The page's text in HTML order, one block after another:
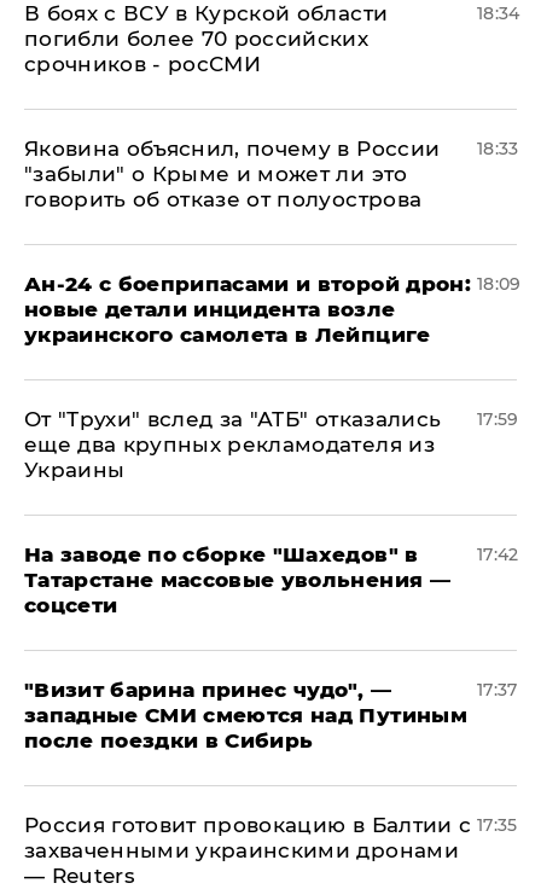
В боях с ВСУ в Курской области
погибли более 70 российских
срочников - росСМИ
18:34
Яковина объяснил, почему в России
"забыли" о Крыме и может ли это
говорить об отказе от полуострова
18:33
Ан-24 с боеприпасами и второй дрон:
новые детали инцидента возле
украинского самолета в Лейпциге
18:09
От "Трухи" вслед за "АТБ" отказались
еще два крупных рекламодателя из
Украины
17:59
На заводе по сборке "Шахедов" в
Татарстане массовые увольнения —
соцсети
17:42
"Визит барина принес чудо", —
западные СМИ смеются над Путиным
после поездки в Сибирь
17:37
​Россия готовит провокацию в Балтии с
захваченными украинскими дронами
— Reuters
17:35